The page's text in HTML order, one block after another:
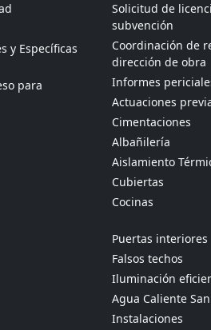
y Específicas
para
Solicitud de
subvención
Coordinación de
dirección de obra
Informes
Actuaciones
Cimentaciones
Albañilería
Aislamiento
Cubiertas
Cocinas
Puertas interiores
Falsos techos
Iluminación
Agua Caliente
Instalaciones